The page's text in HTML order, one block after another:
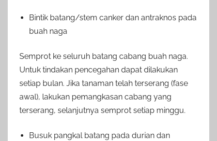
Bintik batang/stem canker dan antraknos pada
buah naga
Semprot ke seluruh batang cabang buah naga.
Untuk tindakan pencegahan dapat dilakukan
setiap bulan. Jika tanaman telah terserang (fase
awal), lakukan pemangkasan cabang yang
terserang, selanjutnya semprot setiap minggu.
Busuk pangkal batang pada durian dan